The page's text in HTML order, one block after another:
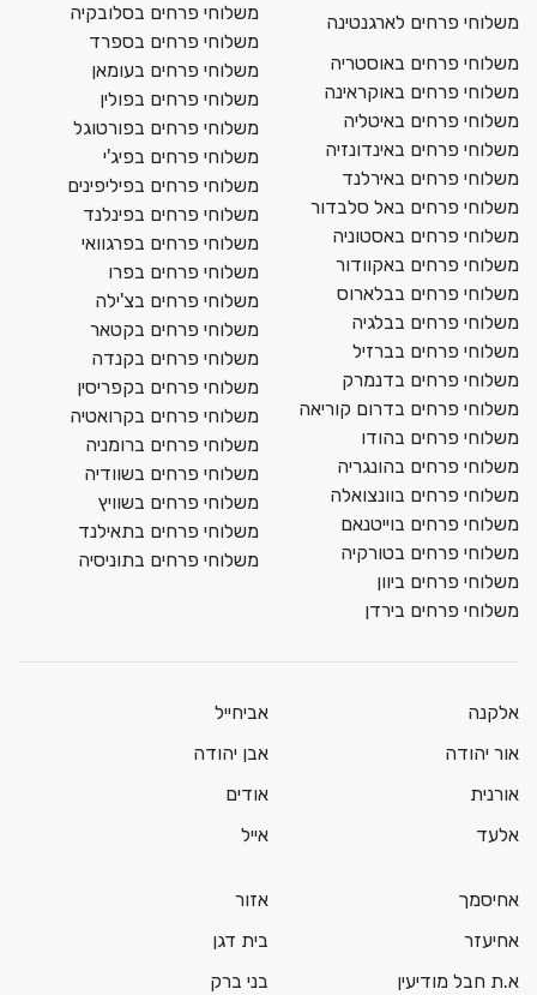
משלוחי פרחים לארגנטינה
משלוחי פרחים באוסטריה
משלוחי פרחים באוקראינה
משלוחי פרחים באיטליה
משלוחי פרחים באינדונזיה
משלוחי פרחים באירלנד
משלוחי פרחים באל סלבדור
משלוחי פרחים באסטוניה
משלוחי פרחים באקוודור
משלוחי פרחים בבלארוס
משלוחי פרחים בבלגיה
משלוחי פרחים בברזיל
משלוחי פרחים בדנמרק
משלוחי פרחים בדרום קוריאה
משלוחי פרחים בהודו
משלוחי פרחים בהונגריה
משלוחי פרחים בוונצואלה
משלוחי פרחים בוייטנאם
משלוחי פרחים בטורקיה
משלוחי פרחים ביוון
משלוחי פרחים בירדן
משלוחי פרחים בסלובקיה
משלוחי פרחים בספרד
משלוחי פרחים בעומאן
משלוחי פרחים בפולין
משלוחי פרחים בפורטוגל
משלוחי פרחים בפיג'י
משלוחי פרחים בפיליפינים
משלוחי פרחים בפינלנד
משלוחי פרחים בפרגוואי
משלוחי פרחים בפרו
משלוחי פרחים בצ'ילה
משלוחי פרחים בקטאר
משלוחי פרחים בקנדה
משלוחי פרחים בקפריסין
משלוחי פרחים בקרואטיה
משלוחי פרחים ברומניה
משלוחי פרחים בשוודיה
משלוחי פרחים בשוויץ
משלוחי פרחים בתאילנד
משלוחי פרחים בתוניסיה
אלקנה
אור יהודה
אורנית
אלעד
אביחייל
אבן יהודה
אודים
אייל
אחיסמך
אחיעזר
א.ת חבל מודיעין
אזור
בית דגן
בני ברק